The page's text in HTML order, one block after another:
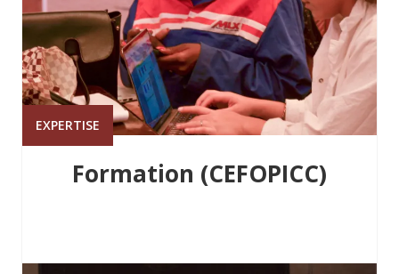
EXPERTISE
Formation (CEFOPICC)